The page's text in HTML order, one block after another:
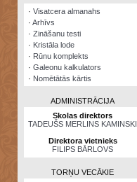
· Visatcera almanahs
· Arhīvs
· Zināšanu testi
· Kristāla lode
· Rūnu komplekts
· Galeonu kalkulators
· Nomētātās kārtis
ADMINISTRĀCIJA
Skolas direktors
TADEUŠS MERLINS KAMINSKI
Direktora vietnieks
FILIPS BĀRLOVS
TORŅU VECĀKIE